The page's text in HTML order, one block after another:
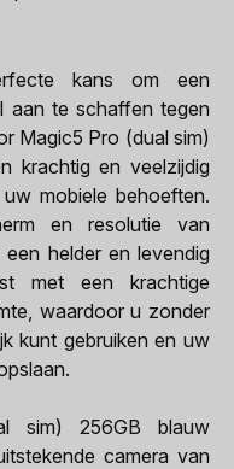
kans om een
aan te schaffen tegen
Magic5 Pro (dual sim)
krachtig en veelzijdig
mobiele behoeften.
en resolutie van
helder en levendig
met een krachtige
waardoor u zonder
kunt gebruiken en uw
sim) 256GB blauw
camera van